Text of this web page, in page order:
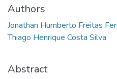
Authors
Jonathan Humberto Freitas
Thiago Henrique Costa Silva
Abstract